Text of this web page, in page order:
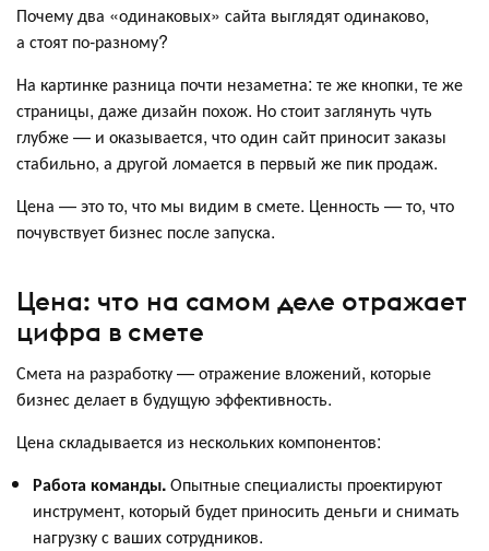
Почему два «одинаковых» сайта выглядят одинаково,
а стоят по‑разному?
На картинке разница почти незаметна: те же кнопки, те же
страницы, даже дизайн похож. Но стоит заглянуть чуть
глубже — и оказывается, что один сайт приносит заказы
стабильно, а другой ломается в первый же пик продаж.
Цена — это то, что мы видим в смете. Ценность — то, что
почувствует бизнес после запуска.
Цена: что на самом деле отражает
цифра в смете
Смета на разработку — отражение вложений, которые
бизнес делает в будущую эффективность.
Цена складывается из нескольких компонентов:
Работа команды.Опытные специалисты проектируют
инструмент, который будет приносить деньги и снимать
нагрузку с ваших сотрудников.